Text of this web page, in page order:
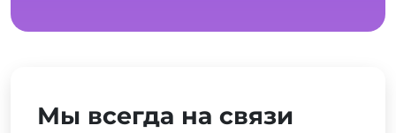
Мы всегда на связи